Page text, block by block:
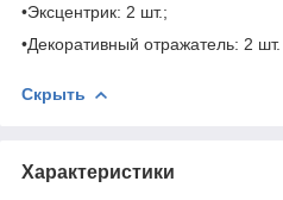
•Эксцентрик: 2 шт.;
•Декоративный отражатель: 2 шт.
Скрыть
Характеристики